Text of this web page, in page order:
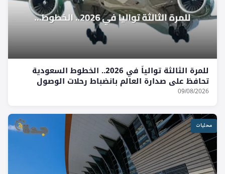
للمرة الثالثة توالياً في 2026.. الخطوط السعودية
تحافظ على صدارة العالم بانضباط رحلات الوصول
09/08/2026
محليات